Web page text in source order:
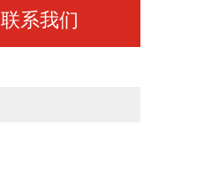
联系我们